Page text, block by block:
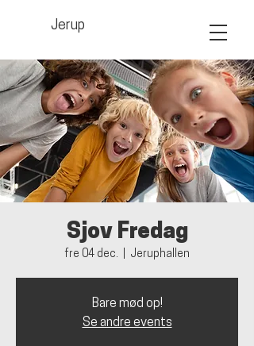
Jerup
Sjov Fredag
fre 04 dec. Jeruphallen
Bare mød op!
Se andre events